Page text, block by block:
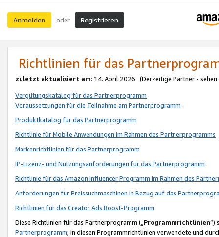
Anmelden oder Registrieren
Richtlinien für das
zuletzt aktualisiert am: 14. April 2026 (Derzeitige Partner - sehen
Vergütungskatalog für das Partnerprogramm
Voraussetzungen für die Teilnahme am Partnerprogramm
Produktkatalog für das Partnerprogramm
Richtlinie für Mobile Anwendungen im Rahmen des Partnerprogramms
Markenrichtlinien für das Partnerprogramm
IP-Lizenz- und Nutzungsanforderungen für das Partnerprogramm
Richtlinie für das Amazon Influencer Programm im Rahmen des
Anforderungen für Preissuchmaschinen in Bezug auf das
Richtlinien für das Creator Ads Boost-Programm
Diese Richtlinien für das Partnerprogramm („Programmrichtlinien“)
Partnerprogramm; in diesen Programmrichtlinien verwendete und